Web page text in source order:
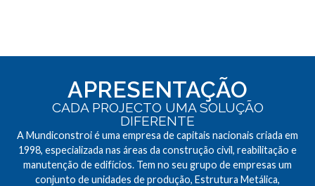
APRESENTAÇÃO
CADA PROJECTO UMA SOLUÇÃO
DIFERENTE
A Mundiconstroi é uma empresa de capitais nacionais criada em
1998, especializada nas áreas da construção civil, reabilitação e
manutenção de edifícios. Tem no seu grupo de empresas um
conjunto de unidades de produção, Estrutura Metálica,